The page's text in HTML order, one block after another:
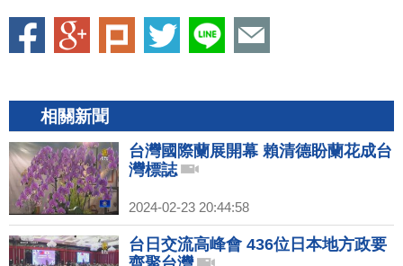
相關新聞
台灣國際蘭展開幕 賴清德盼蘭花成台
灣標誌
2024-02-23 20:44:58
台日交流高峰會 436位日本地方政要